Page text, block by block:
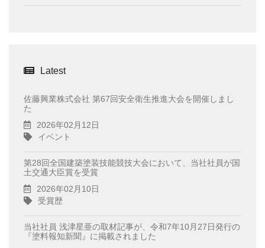
Latest
佐藤興業株式会社 第67回安全衛生推進大会を開催しまし
た
2026年02月12日
イベント
第28回全国建築塗装技能競技大会において、当社社員が国
土交通大臣賞を受賞
2026年02月10日
受賞歴
当社社員 浅津星亜の取材記事が、令和7年10月27日発行の
『塗料報知新聞』に掲載されました